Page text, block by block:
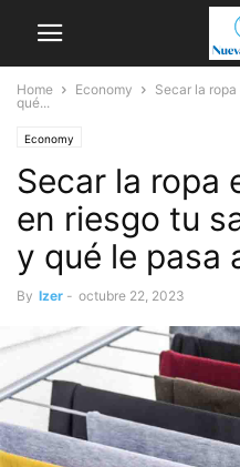
Home Economy
Secar la
qué...
Economy
Secar la ropa
en riesgo tu
y qué le pasa
By Izer - octubre 22, 2023